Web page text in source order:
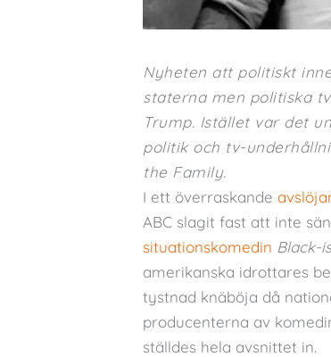
Nyheten att politiskt
staterna men politiska
Trump. Istället var det
politik och tv-
the Family.
I ett överraskande
ABC slagit fast att inte
situationskomedin Black-
amerikanska idrottares
tystnad knäböja då
producenterna av
ställdes hela avsnittet in.